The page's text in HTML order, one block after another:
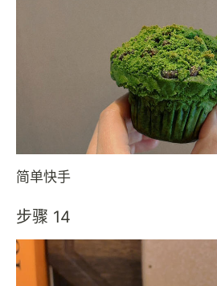
简单快手
步骤 14